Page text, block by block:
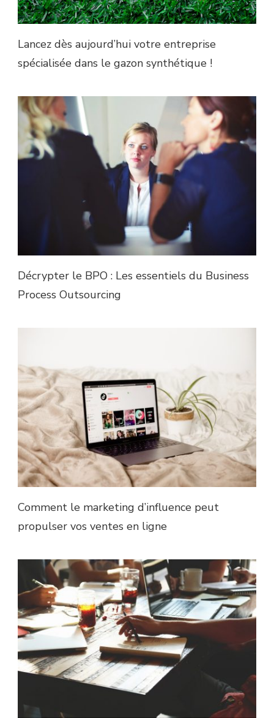
Lancez dès aujourd’hui votre entreprise
spécialisée dans le gazon synthétique !
Décrypter le BPO : Les essentiels du Business
Process Outsourcing
Comment le marketing d’influence peut
propulser vos ventes en ligne